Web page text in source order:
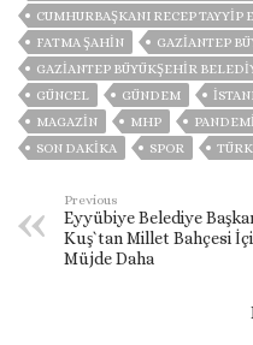
CUMHURBAŞKANI RECEP TAYYIP
FATMA ŞAHİN
GAZİANTEP
GAZIANTEP BÜYÜKŞEHIR
GÜNCEL
GÜNDEM
MAGAZİN
MHP PANDEMİ
SON DAKIKA
SPOR
Previous
Eyyübiye Belediye
Kuş`tan Millet Bahçesi
Müjde Daha